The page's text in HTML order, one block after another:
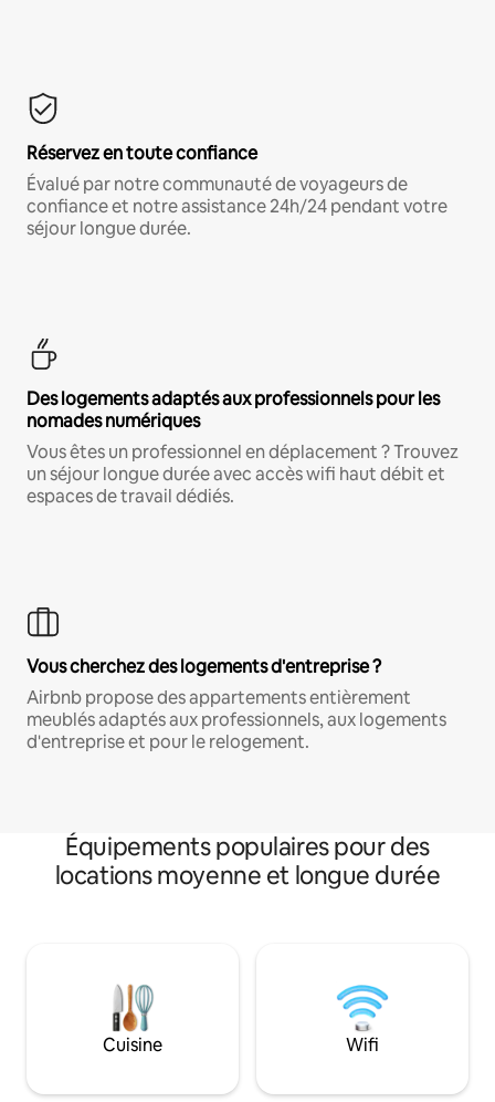
Réservez en toute confiance
Évalué par notre communauté de voyageurs de
confiance et notre assistance 24h/24 pendant votre
séjour longue durée.
Des logements adaptés aux professionnels pour les
nomades numériques
Vous êtes un professionnel en déplacement ? Trouvez
un séjour longue durée avec accès wifi haut débit et
espaces de travail dédiés.
Vous cherchez des logements d'entreprise ?
Airbnb propose des appartements entièrement
meublés adaptés aux professionnels, aux logements
d'entreprise et pour le relogement.
Équipements populaires pour des
locations moyenne et longue durée
Cuisine Wifi